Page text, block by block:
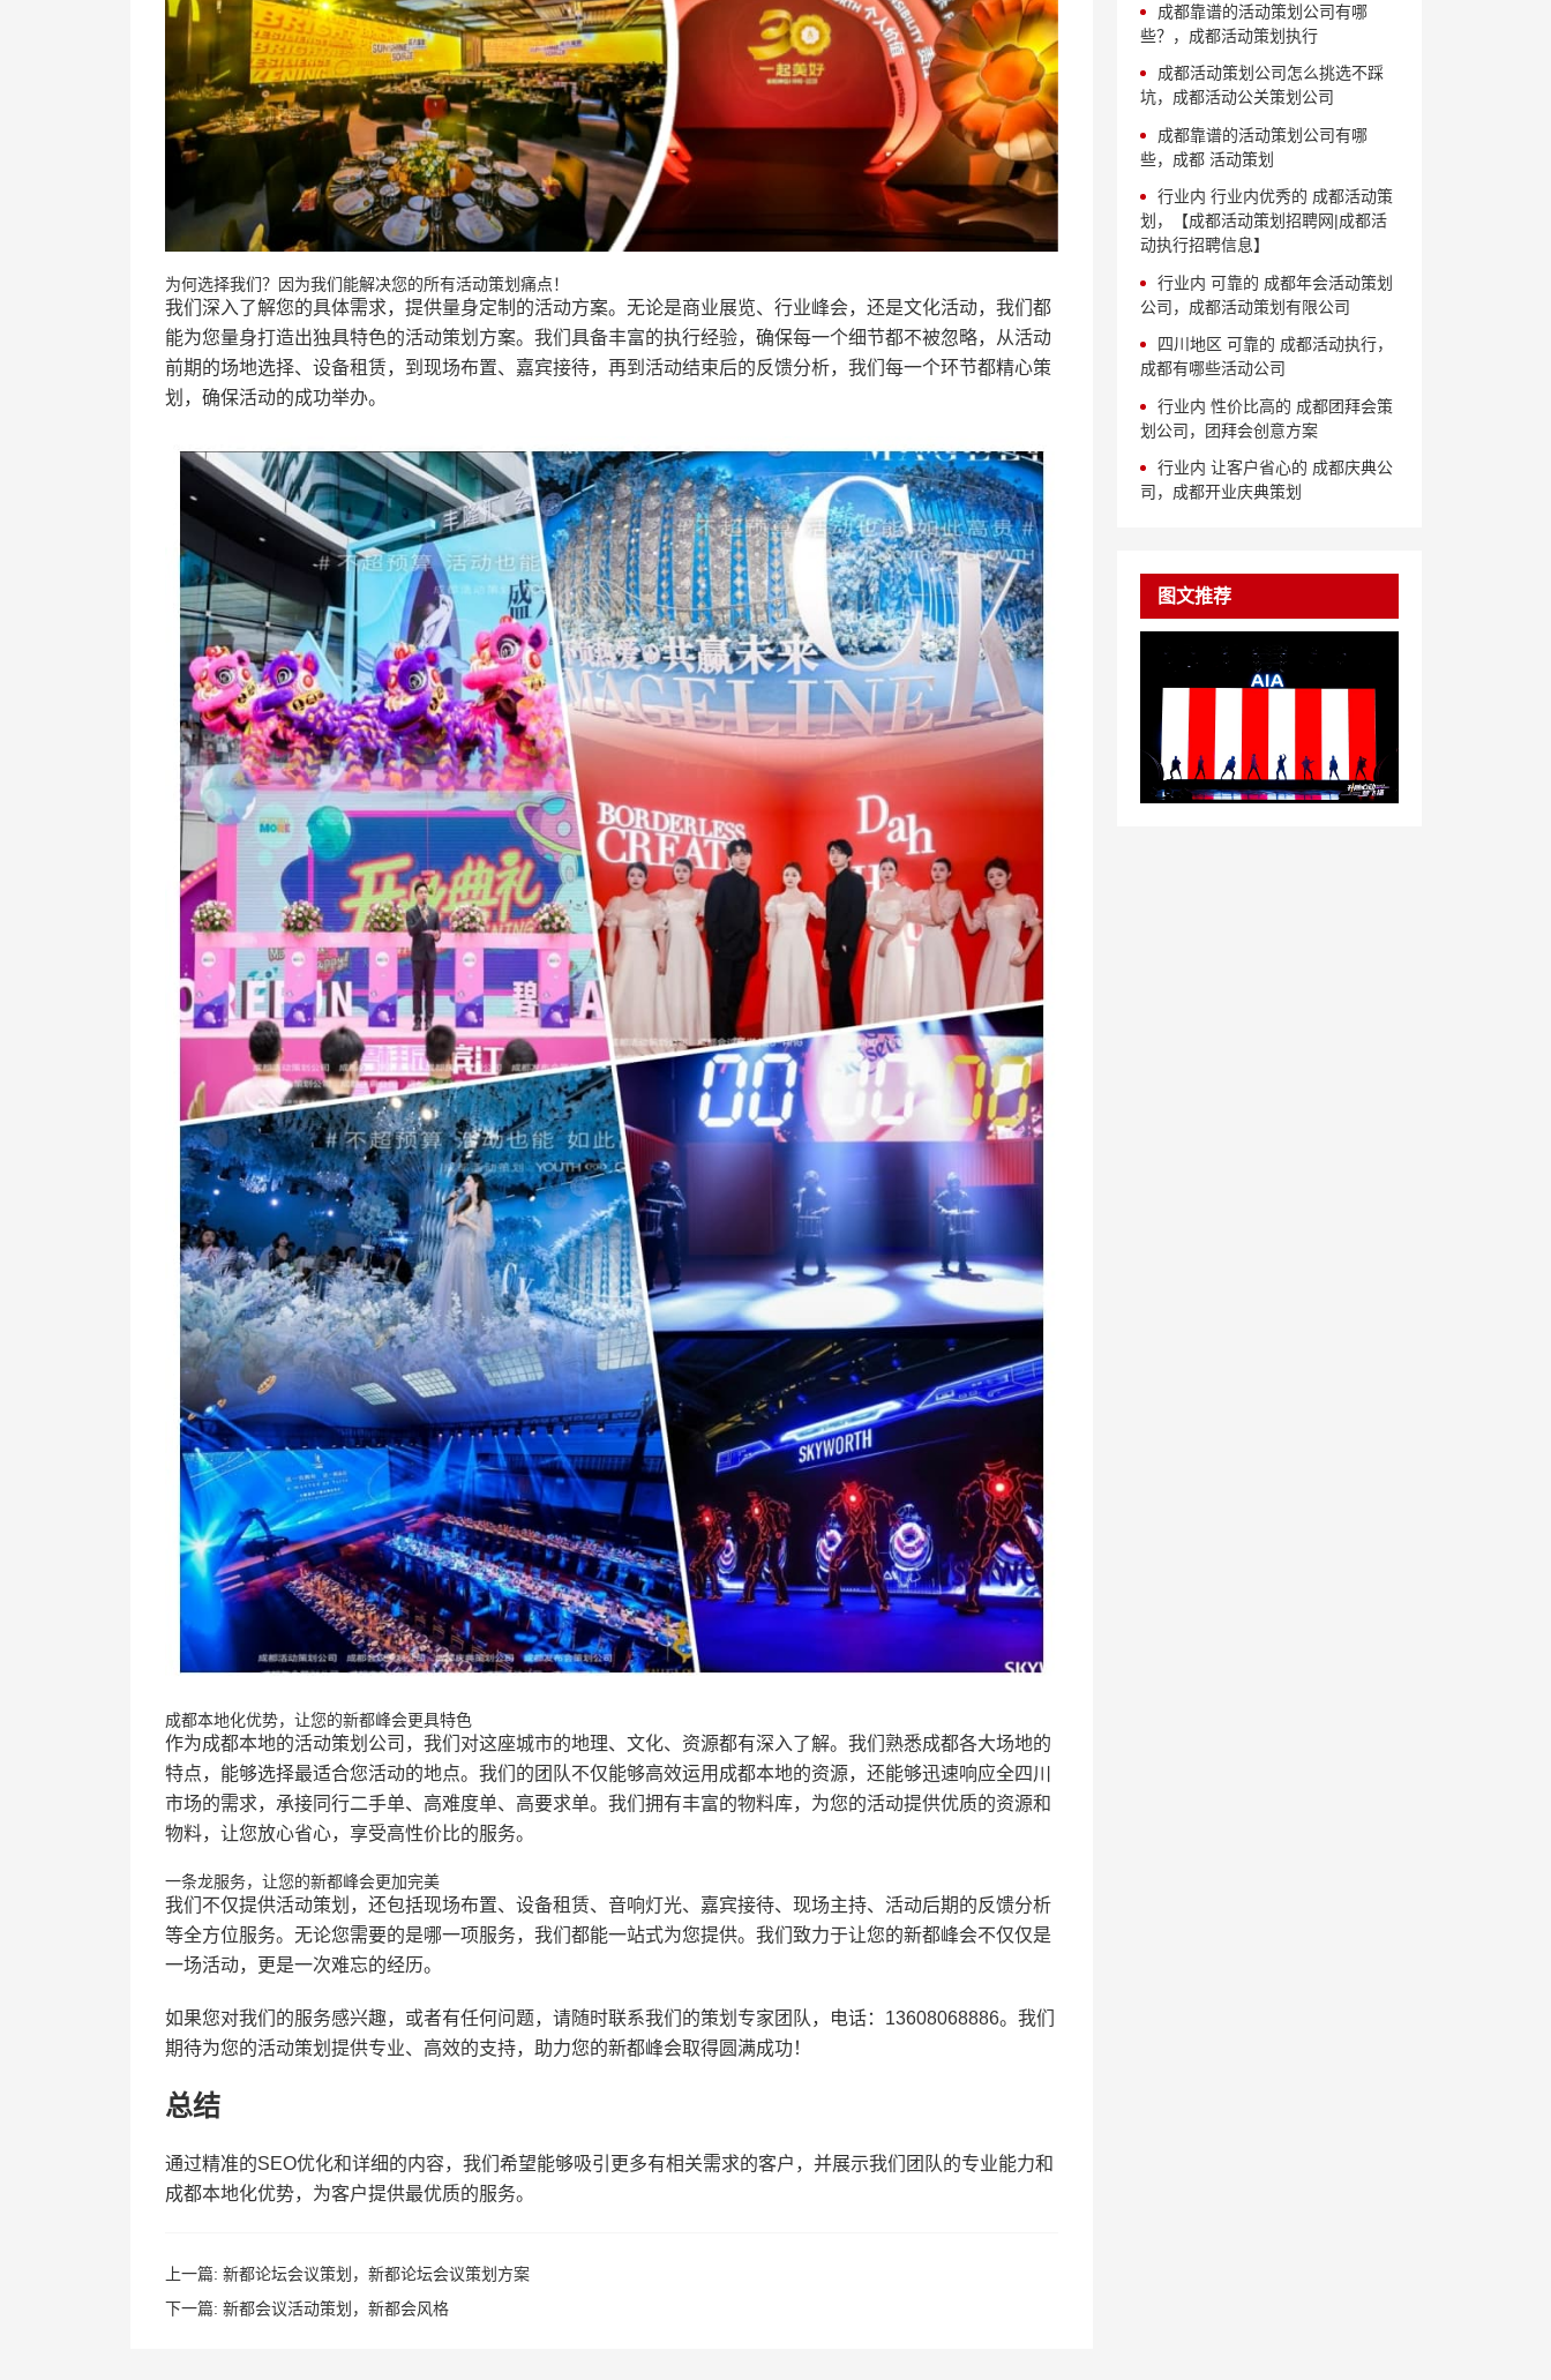
为何选择我们？因为我们能解决您的所有活动策划痛点！
我们深入了解您的具体需求，提供量身定制的活动方案。无论是商业展览、行业峰会，还是文化活动，我们都
能为您量身打造出独具特色的活动策划方案。我们具备丰富的执行经验，确保每一个细节都不被忽略，从活动
前期的场地选择、设备租赁，到现场布置、嘉宾接待，再到活动结束后的反馈分析，我们每一个环节都精心策
划，确保活动的成功举办。
成都本地化优势，让您的新都峰会更具特色
作为成都本地的活动策划公司，我们对这座城市的地理、文化、资源都有深入了解。我们熟悉成都各大场地的
特点，能够选择最适合您活动的地点。我们的团队不仅能够高效运用成都本地的资源，还能够迅速响应全四川
市场的需求，承接同行二手单、高难度单、高要求单。我们拥有丰富的物料库，为您的活动提供优质的资源和
物料，让您放心省心，享受高性价比的服务。
一条龙服务，让您的新都峰会更加完美
我们不仅提供活动策划，还包括现场布置、设备租赁、音响灯光、嘉宾接待、现场主持、活动后期的反馈分析
等全方位服务。无论您需要的是哪一项服务，我们都能一站式为您提供。我们致力于让您的新都峰会不仅仅是
一场活动，更是一次难忘的经历。
如果您对我们的服务感兴趣，或者有任何问题，请随时联系我们的策划专家团队，电话：13608068886。我们
期待为您的活动策划提供专业、高效的支持，助力您的新都峰会取得圆满成功！
总结
通过精准的SEO优化和详细的内容，我们希望能够吸引更多有相关需求的客户，并展示我们团队的专业能力和
成都本地化优势，为客户提供最优质的服务。
上一篇: 新都论坛会议策划，新都论坛会议策划方案
下一篇: 新都会议活动策划，新都会风格
成都靠谱的活动策划公司有哪
些？，成都活动策划执行
成都活动策划公司怎么挑选不踩
坑，成都活动公关策划公司
成都靠谱的活动策划公司有哪
些，成都 活动策划
行业内 行业内优秀的 成都活动策
划，【成都活动策划招聘网|成都活
动执行招聘信息】
行业内 可靠的 成都年会活动策划
公司，成都活动策划有限公司
四川地区 可靠的 成都活动执行，
成都有哪些活动公司
行业内 性价比高的 成都团拜会策
划公司，团拜会创意方案
行业内 让客户省心的 成都庆典公
司，成都开业庆典策划
图文推荐